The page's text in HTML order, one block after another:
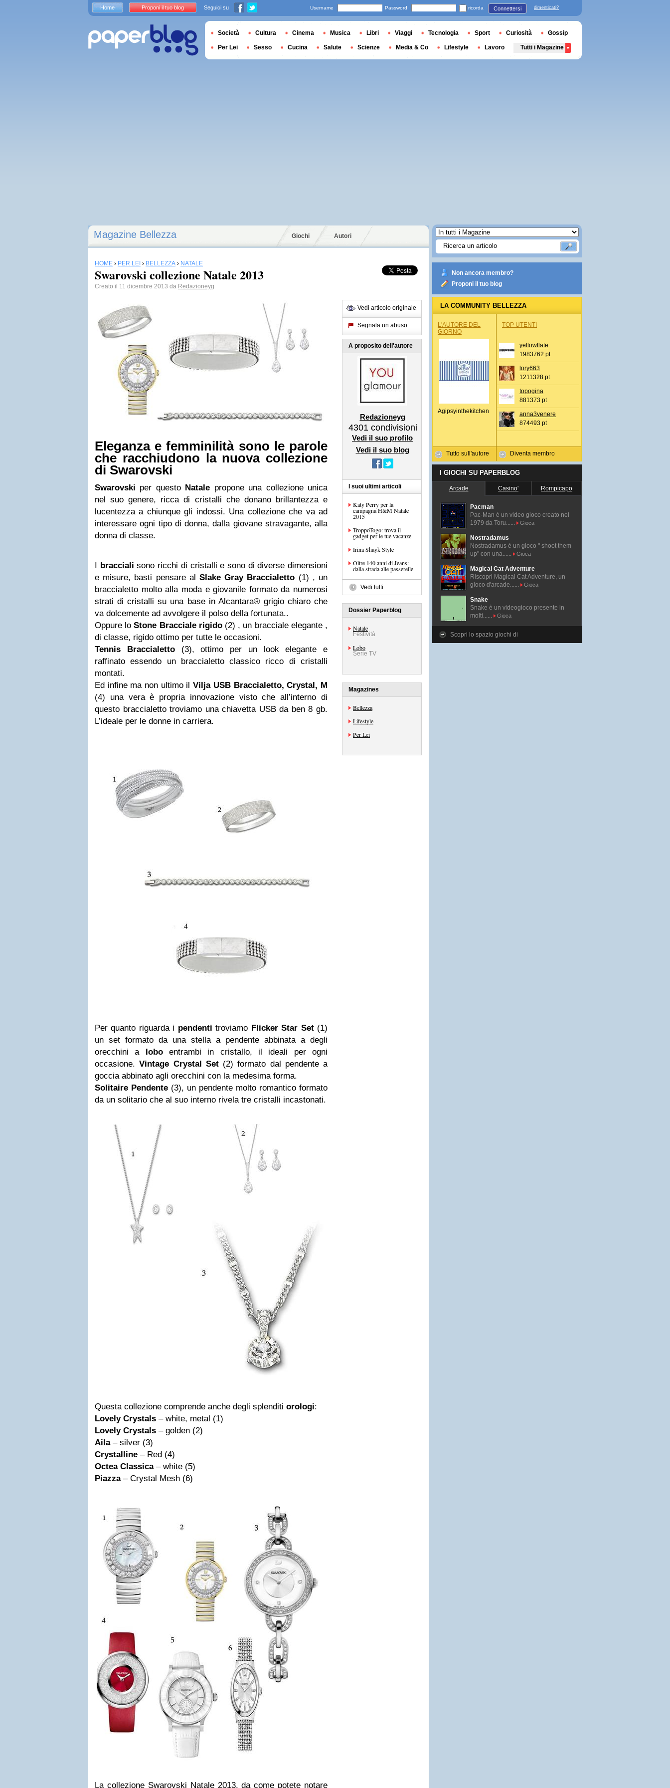
Magazine Bellezza Giochi Autori
HOME › PER LEI › BELLEZZA › NATALE
Swarovski collezione Natale 2013
Creato il 11 dicembre 2013 da Redazioneyg
Eleganza e femminilità sono le parole
che racchiudono la nuova collezione
di Swarovski
Swarovski per questo Natale propone una collezione unica
nel suo genere, ricca di cristalli che donano brillantezza e
lucentezza a chiunque gli indossi. Una collezione che va ad
interessare ogni tipo di donna, dalla giovane stravagante, alla
donna di classe.
I bracciali sono ricchi di cristalli e sono di diverse dimensioni
e misure, basti pensare al Slake Gray Braccialetto (1) , un
braccialetto molto alla moda e giovanile formato da numerosi
strati di cristalli su una base in Alcantara® grigio chiaro che
va dolcemente ad avvolgere il polso della fortunata..
Oppure loStone Bracciale rigido(2) , un bracciale elegante ,
di classe, rigido ottimo per tutte le occasioni.
Tennis Braccialetto (3), ottimo per un look elegante e
raffinato essendo un braccialetto classico ricco di cristalli
montati.
Ed infine ma non ultimo ilVilja USB Braccialetto, Crystal, M
(4) una vera è propria innovazione visto che all’interno di
questo braccialetto troviamo una chiavetta USB da ben 8 gb.
L’ideale per le donne in carriera.
Per quanto riguarda i pendenti troviamo Flicker Star Set(1)
un set formato da una stella a pendente abbinata a degli
orecchini a loboentrambi in cristallo, il ideali per ogni
occasione.Vintage Crystal Set(2) formato dal pendente a
goccia abbinato agli orecchini con la medesima forma.
Solitaire Pendente (3), un pendente molto romantico formato
da un solitario che al suo interno rivela tre cristalli incastonati.
Questa collezione comprende anche degli splenditi orologi:
Lovely Crystals – white, metal (1)
Lovely Crystals – golden (2)
Aila– silver (3)
Crystalline – Red (4)
Octea Classica– white (5)
Piazza– Crystal Mesh (6)
La collezione Swarovski Natale 2013, da come potete notare
Vedi articolo originale
Segnala un abuso
A proposito dell'autore
Redazioneyg
4301 condivisioni
Vedi il suo profilo
Vedi il suo blog
I suoi ultimi articoli
Katy Perry per la
campagna H&M Natale
2015
TroppoTogo: trova il
gadget per le tue vacanze
Irina Shayk Style
Oltre 140 anni di Jeans:
dalla strada alle passerelle
Vedi tutti
Dossier Paperblog
Natale
Festività
Lobo
Serie TV
Magazines
Bellezza
Lifestyle
Per Lei
Non ancora membro?
Proponi il tuo blog
LA COMMUNITY BELLEZZA
L'AUTORE DEL
GIORNO
Agipsyinthekitchen
Tutto sull'autore
TOP UTENTI
yellowflate
1983762 pt
lory663
1211328 pt
topogina
881373 pt
anna3venere
874493 pt
Diventa membro
I GIOCHI SU PAPERBLOG
Arcade Casino' Rompicapo
Pacman
Pac-Man é un video gioco creato nel
1979 da Toru......
Gioca
Nostradamus
Nostradamus è un gioco " shoot them
up" con una......
Gioca
Magical Cat Adventure
Riscopri Magical Cat Adventure, un
gioco d'arcade......
Gioca
Snake
Snake è un videogioco presente in
molti......
Gioca
Scopri lo spazio giochi di
Home Proponi il tuo blog Seguici su Username Password ricorda Connettersi dimenticati?
Società Cultura Cinema Musica Libri Viaggi Tecnologia Sport Curiosità Gossip
Per Lei Sesso Cucina Salute Scienze Media & Co Lifestyle Lavoro Tutti i Magazine